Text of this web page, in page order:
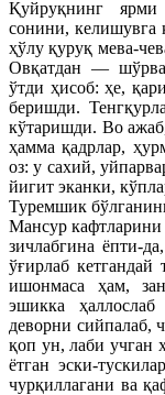
Қуйруқнинг ярми
сонини, келишувга
ҳўлу қуруқ мева-
Овқатдан —
ўтди ҳисоб: ҳе,
беришди.
кўтаришди. Во
ҳамма қадрлар,
оз: у сахий,
йигит эканки,
Туремшик
Мансур
зичлабгина ёпти-
ўғирлаб
ишонмаса ҳам,
эшикка
деворни сийпалаб,
қоп ун, лаби учган
ётган эски-
чурқиллагани ва